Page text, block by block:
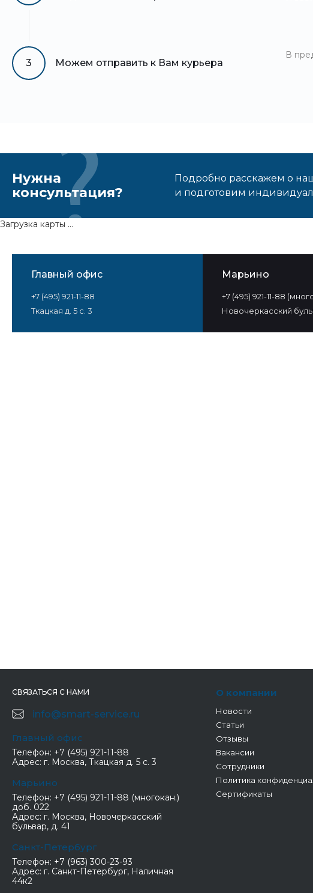
3 Можем отправить к Вам курьера
В
Нужна
консультация?
Подробно расскажем о
и подготовим
Главный офис
+7 (495) 921-11-88
Ткацкая д. 5 с. 3
Марьино
+7 (495) 921-11-88
Новочеркасский
Загрузка карты ...
СВЯЗАТЬСЯ С НАМИ
info@smart-service.ru
Главный офис
Телефон: +7 (495) 921-11-88
Адрес: г. Москва, Ткацкая д. 5 с. 3
Марьино
Телефон: +7 (495) 921-11-88 (многокан.)
доб. 022
Адрес: г. Москва, Новочеркасский
бульвар, д. 41
Санкт-Петербург
Телефон: +7 (963) 300-23-93
Адрес: г. Санкт-Петербург, Наличная
44к2
О компании
Новости
Статьи
Отзывы
Вакансии
Сотрудники
Политика
Сертификаты